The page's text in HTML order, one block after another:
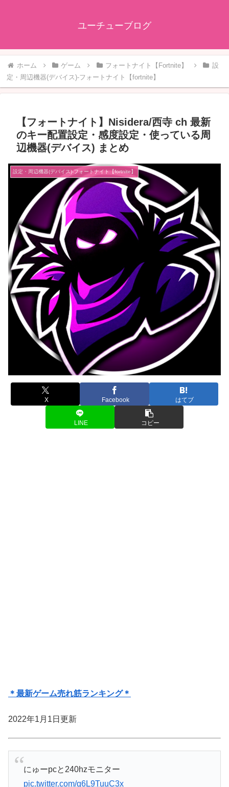
ユーチューブログ
ホーム ゲーム フォートナイト【Fortnite】
設
定・周辺機器(デバイス)-フォートナイト【fortnite】
【フォートナイト】Nisidera/西寺 ch 最新
のキー配置設定・感度設定・使っている周
辺機器(デバイス) まとめ
設定・周辺機器(デバイス)-フォートナイト【fortnite】
X Facebook はてブ
LINE コピー
＊最新ゲーム売れ筋ランキング＊
2022年1月1日更新
にゅーpcと240hzモニター
pic.twitter.com/q6L9TuuC3x